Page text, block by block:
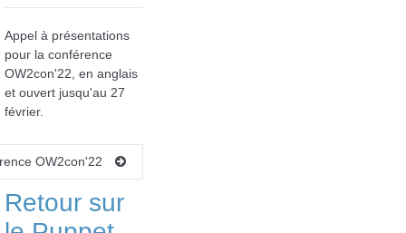
Appel à présentations
pour la conférence
OW2con'22, en anglais
et ouvert jusqu'au 27
février.
OW2con'22
Retour sur